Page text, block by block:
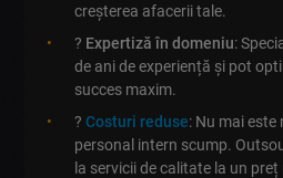
creșterea afacerii tale.
? Expertiză în domeniu:
de ani de experiență și pot
succes maxim.
?Costuri reduse: Nu mai este
personal intern scump.
la servicii de calitate la un preț